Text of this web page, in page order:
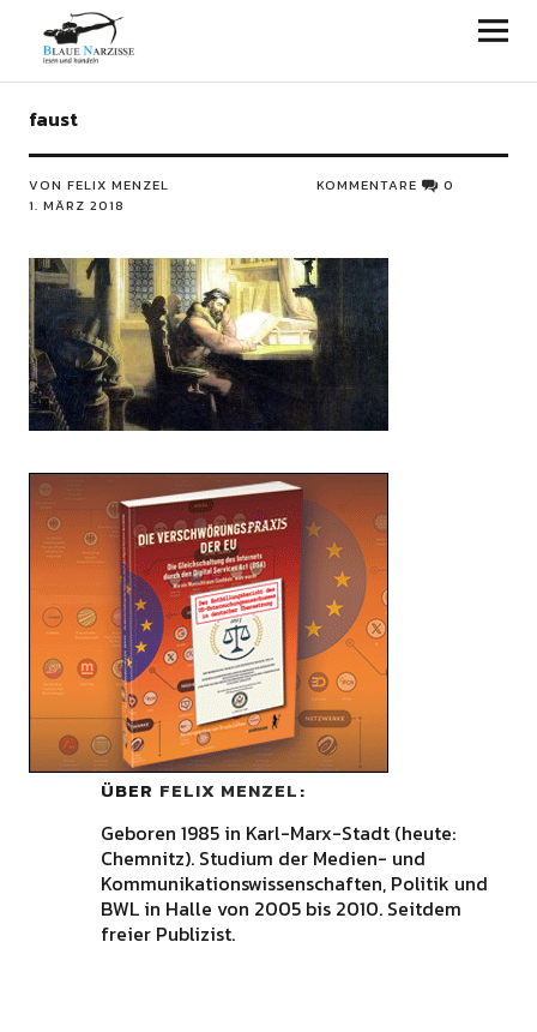
Blaue Narzisse
faust
VON FELIX MENZEL
1. MÄRZ 2018
KOMMENTARE 0
ÜBER FELIX MENZEL
Geboren 1985 in Karl-Marx-Stadt (heute:
Chemnitz). Studium der Medien- und
Kommunikationswissenschaften, Politik und
BWL in Halle von 2005 bis 2010. Seitdem
freier Publizist.